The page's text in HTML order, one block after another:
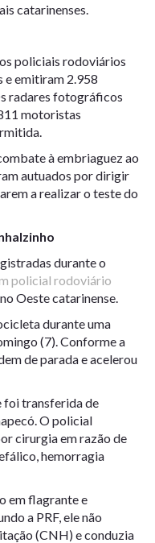
catarinenses.
policiais rodoviários
e emitiram 2.958
radares fotográficos
motoristas
à embriaguez ao
autuados por dirigir
a realizar o teste do
durante o
policial rodoviário
, no Oeste catarinense.
durante uma
(7). Conforme a
de parada e acelerou
foi transferida de
O policial
cirurgia em razão de
hemorragia
em flagrante e
a PRF, ele não
(CNH) e conduzia